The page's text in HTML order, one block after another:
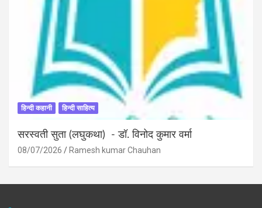
हिन्दी कहानी हिन्दी साहित्य
सरस्वती सुता (लघुकथा) ​- डॉ. विनोद कुमार वर्मा
08/07/2026 Ramesh kumar Chauhan